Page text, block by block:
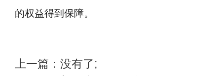
的权益得到保障。
上一篇：没有了;